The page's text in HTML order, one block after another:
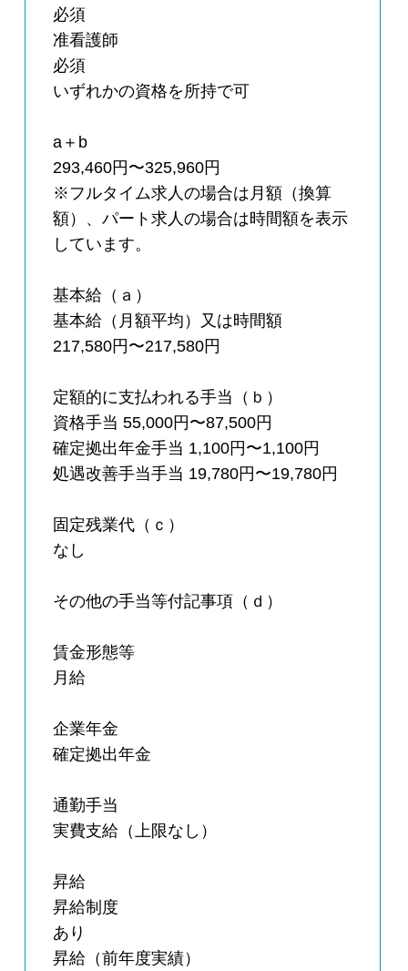
必須
准看護師
必須
いずれかの資格を所持で可
a＋b
293,460円〜325,960円
※フルタイム求人の場合は月額（換算
額）、パート求人の場合は時間額を表示
しています。
基本給（ａ）
基本給（月額平均）又は時間額
217,580円〜217,580円
定額的に支払われる手当（ｂ）
資格手当 55,000円〜87,500円
確定拠出年金手当 1,100円〜1,100円
処遇改善手当手当 19,780円〜19,780円
固定残業代（ｃ）
なし
その他の手当等付記事項（ｄ）
賃金形態等
月給
企業年金
確定拠出年金
通勤手当
実費支給（上限なし）
昇給
昇給制度
あり
昇給（前年度実績）